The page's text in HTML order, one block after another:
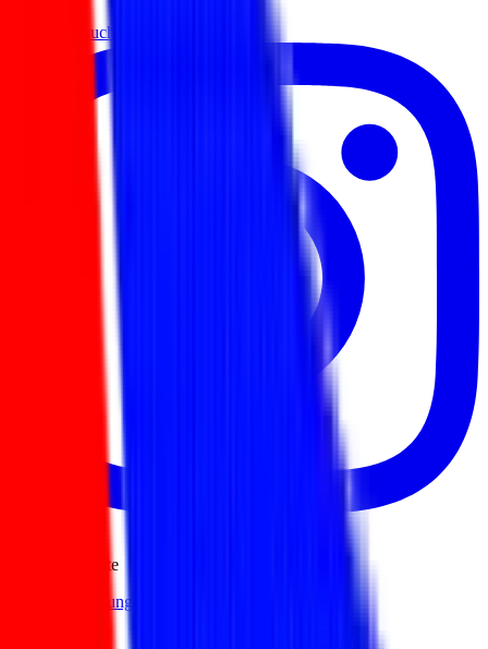
Website besuchen
Unsere Projekte
Ausbildungs-Begleitboot